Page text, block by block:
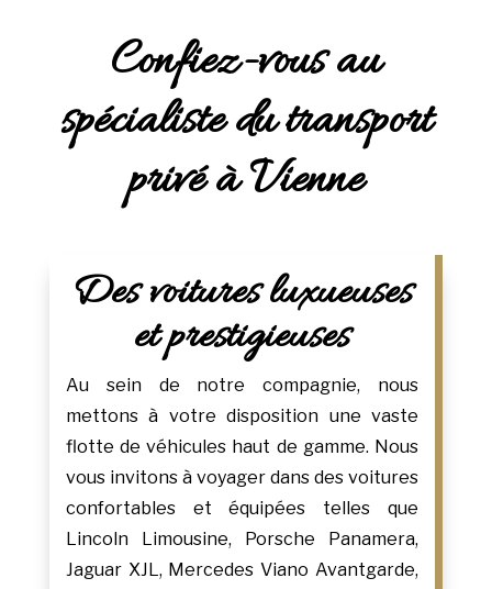
Confiez-vous au
spécialiste du transport
privé à Vienne
Des voitures luxueuses
et prestigieuses
Au sein de notre compagnie, nous
mettons à votre disposition une vaste
flotte de véhicules haut de gamme. Nous
vous invitons à voyager dans des voitures
confortables et équipées telles que
Lincoln Limousine, Porsche Panamera,
Jaguar XJL, Mercedes Viano Avantgarde,